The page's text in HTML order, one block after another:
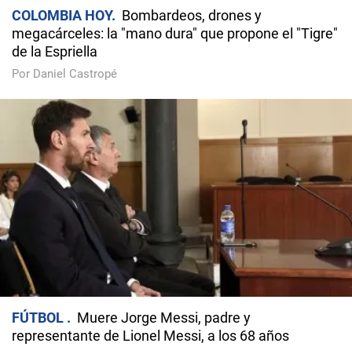
COLOMBIA HOY
Bombardeos, drones y
megacárceles: la "mano dura" que propone el "Tigre"
de la Espriella
Por Daniel Castropé
FÚTBOL
Muere Jorge Messi, padre y
representante de Lionel Messi, a los 68 años